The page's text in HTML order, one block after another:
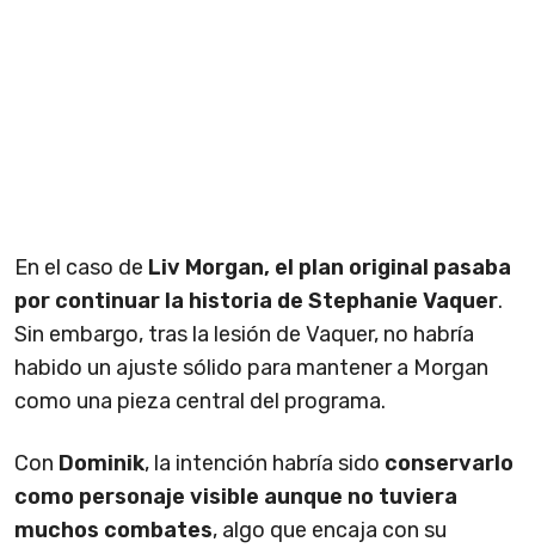
En el caso de Liv Morgan, el plan original pasaba
por continuar la historia de Stephanie Vaquer.
Sin embargo, tras la lesión de Vaquer, no habría
habido un ajuste sólido para mantener a Morgan
como una pieza central del programa.
Con Dominik, la intención habría sido conservarlo
como personaje visible aunque no tuviera
muchos combates, algo que encaja con su